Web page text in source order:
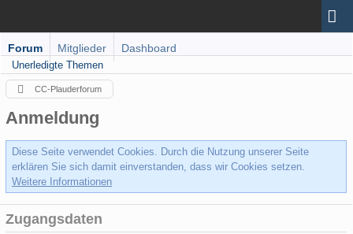
Forum Mitglieder Dashboard
Unerledigte Themen
CC-Plauderforum
Anmeldung
Diese Seite verwendet Cookies. Durch die Nutzung unserer Seite
erklären Sie sich damit einverstanden, dass wir Cookies setzen.
Weitere Informationen
Zugangsdaten